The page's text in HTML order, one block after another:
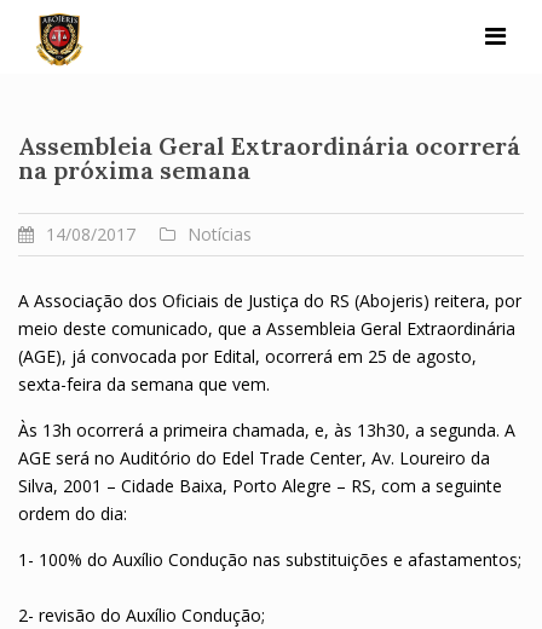
content
Assembleia Geral Extraordinária ocorrerá
na próxima semana
14/08/2017 Notícias
A Associação dos Oficiais de Justiça do RS (Abojeris) reitera, por
meio deste comunicado, que a Assembleia Geral Extraordinária
(AGE), já convocada por Edital, ocorrerá em 25 de agosto,
sexta-feira da semana que vem.
Às 13h ocorrerá a primeira chamada, e, às 13h30, a segunda. A
AGE será no Auditório do Edel Trade Center, Av. Loureiro da
Silva, 2001 – Cidade Baixa, Porto Alegre – RS, com a seguinte
ordem do dia:
1- 100% do Auxílio Condução nas substituições e afastamentos;
2- revisão do Auxílio Condução;